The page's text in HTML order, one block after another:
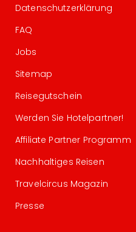
Datenschutzerklärung
FAQ
Jobs
Sitemap
Reisegutschein
Werden Sie Hotelpartner!
Affiliate Partner Programm
Nachhaltiges Reisen
Travelcircus Magazin
Presse